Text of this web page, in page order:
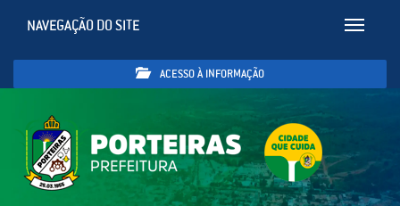
Toggle
NAVEGAÇÃO DO SITE
ACESSO À INFORMAÇÃO